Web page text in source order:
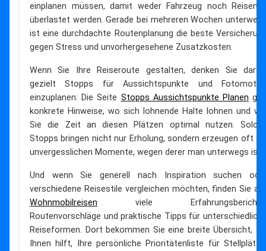
einplanen müssen, damit weder Fahrzeug noch
überlastet werden. Gerade bei mehreren Wochen
ist eine durchdachte Routenplanung die beste
gegen Stress und unvorhergesehene Zusatzkosten.
Wenn Sie Ihre Reiseroute gestalten, denken Sie
gezielt Stopps für Aussichtspunkte und
einzuplanen: Die Seite Stopps Aussichtspunkte Planen
konkrete Hinweise, wo sich lohnende Halte lohnen und
Sie die Zeit an diesen Plätzen optimal nutzen.
Stopps bringen nicht nur Erholung, sondern erzeugen oft
unvergesslichen Momente, wegen derer man unterwegs ist.
Und wenn Sie generell nach Inspiration suchen
verschiedene Reisestile vergleichen möchten, finden Sie
Wohnmobilreisen viele
Routenvorschläge und praktische Tipps für
Reiseformen. Dort bekommen Sie eine breite Übersicht,
Ihnen hilft, Ihre persönliche Prioritätenliste für